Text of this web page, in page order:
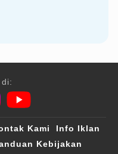
Kami
Info Iklan
Kebijakan